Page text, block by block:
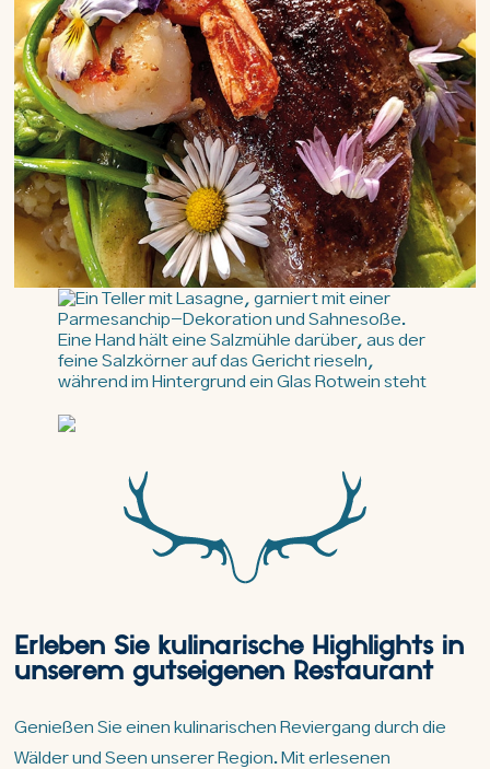
Erleben Sie kulinarische Highlights in
unserem gutseigenen Restaurant
Genießen Sie einen kulinarischen Reviergang durch die
Wälder und Seen unserer Region. Mit erlesenen